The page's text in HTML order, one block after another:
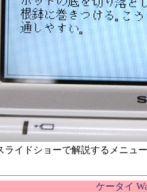
ライドショーで解説するメニュー
ケータイ